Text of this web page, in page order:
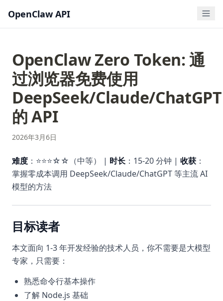
OpenClaw API
OpenClaw Zero Token: 通
过浏览器免费使用
DeepSeek/Claude/ChatGPT
的 API
2026年3月6日
难度 ：⭐⭐⭐☆☆（中等） | 时长 ：15-20 分钟 | 收获 ：
掌握零成本调用 DeepSeek/Claude/ChatGPT 等主流 AI
模型的方法
目标读者
本文面向 1-3 年开发经验的技术人员，你不需要是大模型
专家，只需要：
熟悉命令行基本操作
了解 Node.js 基础